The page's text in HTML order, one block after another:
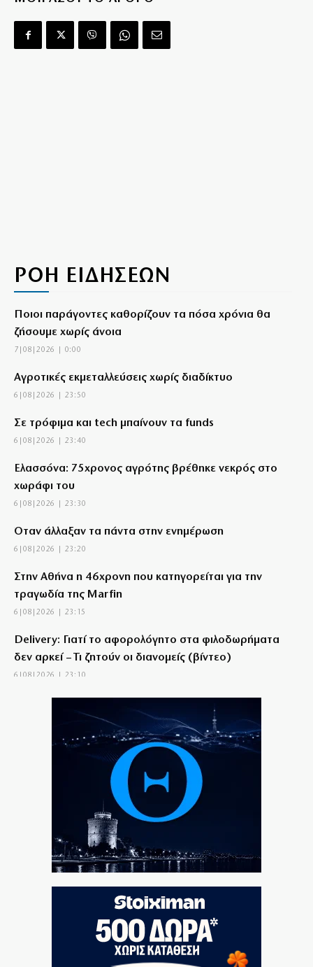
ΡΟΗ ΕΙΔΗΣΕΩΝ
Ποιοι παράγοντες καθορίζουν τα πόσα χρόνια θα
ζήσουμε χωρίς άνοια
7|08|2026 | 0:00
Αγροτικές εκμεταλλεύσεις χωρίς διαδίκτυο
6|08|2026 | 23:50
Σε τρόφιμα και tech μπαίνουν τα funds
6|08|2026 | 23:40
Ελασσόνα: 75χρονος αγρότης βρέθηκε νεκρός στο
χωράφι του
6|08|2026 | 23:30
Όταν άλλαξαν τα πάντα στην ενημέρωση
6|08|2026 | 23:20
Στην Αθήνα η 46χρονη που κατηγορείται για την
τραγωδία της Marfin
6|08|2026 | 23:15
Delivery: Γιατί το αφορολόγητο στα φιλοδωρήματα
δεν αρκεί – Τι ζητούν οι διανομείς (βίντεο)
6|08|2026 | 23:10
υπογράφει στη Ρίβερ Πλέιτ
6|08|2026 | 23:00
ΟΛΘ: Νέα επένδυση σε σύγχρονο εξοπλισμό – 8 νέα
Straddle Carriers στο λιμάνι
Όλα για όλα για την ανατροπή ο ΠΑΟΚ
6|08|2026 | 22:47
Ιστορική επίσκεψη Ζελένσκι στη Σερβία
Αγιον Ορος: Εικαστικό ταξίδι σιωπής και πίστης